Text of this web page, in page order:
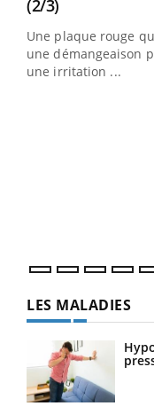
(2/3)Youtube
Une plaque rouge
une démangeaison
une irritation ...
LES MALADIES